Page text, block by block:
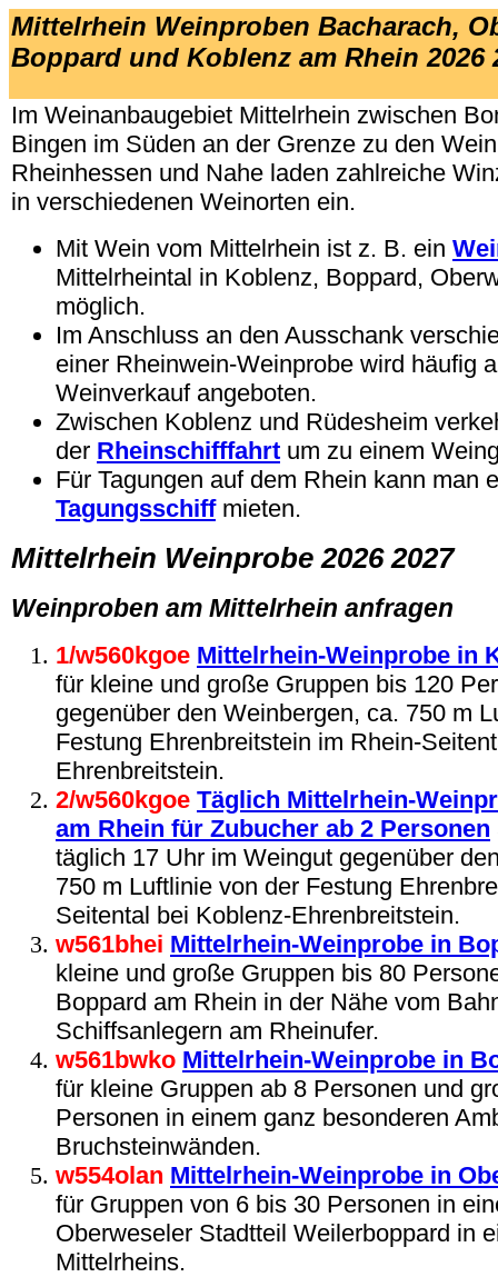
Mittelrhein Weinproben Bacharach,
Boppard und Koblenz am Rhein 2026
Im Weinanbaugebiet Mittelrhein zwischen
Bingen im Süden an der Grenze zu den
Rheinhessen und Nahe laden zahlreiche
in verschiedenen Weinorten ein.
Mit Wein vom Mittelrhein ist z. B. ein
Mittelrheintal in Koblenz, Boppard,
möglich.
Im Anschluss an den Ausschank
einer Rheinwein-Weinprobe wird häufig
Weinverkauf angeboten.
Zwischen Koblenz und Rüdesheim
der Rheinschifffahrt um zu einem
Für Tagungen auf dem Rhein kann man
Tagungsschiff mieten.
Mittelrhein Weinprobe 2026 2027
Weinproben am Mittelrhein anfragen
1/w560kgoe Mittelrhein-Weinprobe in
für kleine und große Gruppen bis 120
gegenüber den Weinbergen, ca. 750 m
Festung Ehrenbreitstein im Rhein-
Ehrenbreitstein.
2/w560kgoe Täglich Mittelrhein-
am Rhein für Zubucher ab 2 Personen
täglich 17 Uhr im Weingut gegenüber
750 m Luftlinie von der Festung
Seitental bei Koblenz-Ehrenbreitstein.
w561bhei Mittelrhein-Weinprobe in
kleine und große Gruppen bis 80
Boppard am Rhein in der Nähe vom
Schiffsanlegern am Rheinufer.
w561bwko Mittelrhein-Weinprobe in
für kleine Gruppen ab 8 Personen und
Personen in einem ganz besonderen
Bruchsteinwänden.
w554olan Mittelrhein-Weinprobe in
für Gruppen von 6 bis 30 Personen in
Oberweseler Stadtteil Weilerboppard in
Mittelrheins.